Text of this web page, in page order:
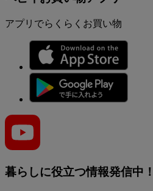
アプリでらくらくお買い物
暮らしに役立つ情報発信中！